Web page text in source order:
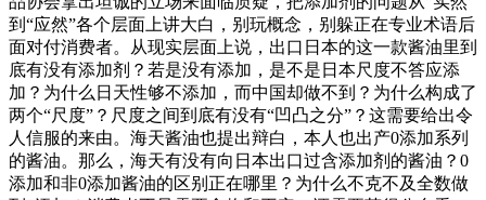
到“应然”各个层面上讲大白，别玩概念，别躲正在专业术语后
面对付消费者。从现实层面上说，出口日本的这一款酱油里到
底有没有添加剂？若是没有添加，是不是日本尺度不答应添
加？为什么日天性够不添加，而中国却做不到？为什么构成了
两个“尺度”？尺度之间到底有没有“凹凸之分”？这需要给出令
人信服的来由。海天酱油也提出辩白，本人也出产0添加系列
的酱油。那么，海天有没有向日本出口过含添加剂的酱油？0
添加和非0添加酱油的区别正在哪里？为什么不克不及全数做